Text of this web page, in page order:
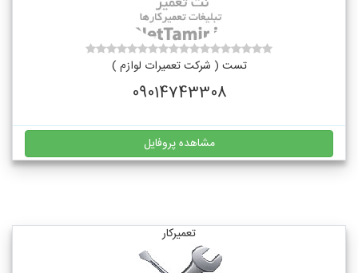
تست ( شرکت تعمیرات لوازم )
09014743308
مشاهده پروفایل
تعمیرکار